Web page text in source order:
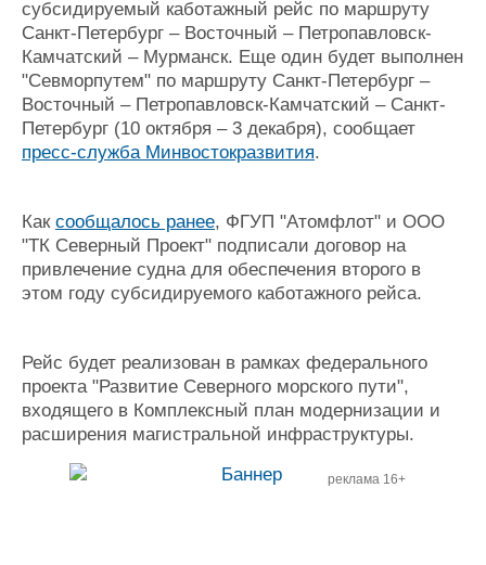
субсидируемый каботажный рейс по маршруту
Санкт-Петербург – Восточный – Петропавловск-
Камчатский – Мурманск. Еще один будет выполнен
"Севморпутем" по маршруту Санкт-Петербург –
Восточный – Петропавловск-Камчатский – Санкт-
Петербург (10 октября – 3 декабря), сообщает
пресс-служба Минвостокразвития.
Как сообщалось ранее, ФГУП "Атомфлот" и ООО
"ТК Северный Проект" подписали договор на
привлечение судна для обеспечения второго в
этом году субсидируемого каботажного рейса.
Рейс будет реализован в рамках федерального
проекта "Развитие Северного морского пути",
входящего в Комплексный план модернизации и
расширения магистральной инфраструктуры.
реклама 16+